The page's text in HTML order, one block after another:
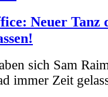
Neuer Tanz
sich Sam
immer Zeit